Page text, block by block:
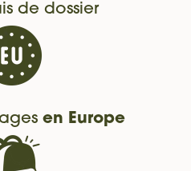
de dossier
en Europe